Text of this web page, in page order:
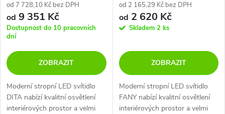
od 7 728,10 Kč bez DPH
od 9 351 Kč
Dostupnost do 10 pracovních
dní
ZOBRAZIT
Moderní stropní LED svítidlo
DITA nabízí kvalitní osvětlení
interiérových prostor a velmi
od 2 165,29 Kč bez DPH
od 2 620 Kč
Skladem 2 ks
ZOBRAZIT
Moderní stropní LED svítidlo
FANY nabízí kvalitní osvětlení
interiérových prostor a velmi